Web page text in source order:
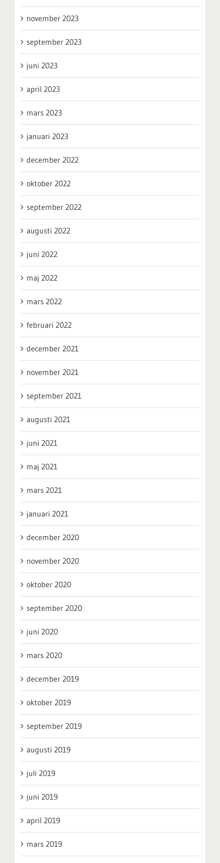
november 2023
september 2023
juni 2023
april 2023
mars 2023
januari 2023
december 2022
oktober 2022
september 2022
augusti 2022
juni 2022
maj 2022
mars 2022
februari 2022
december 2021
november 2021
september 2021
augusti 2021
juni 2021
maj 2021
mars 2021
januari 2021
december 2020
november 2020
oktober 2020
september 2020
juni 2020
mars 2020
december 2019
oktober 2019
september 2019
augusti 2019
juli 2019
juni 2019
april 2019
mars 2019